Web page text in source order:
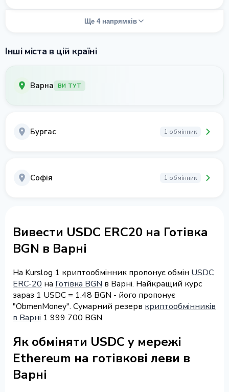
Ще 4 напрямків
Інші міста в цій країні
Варна ВИ ТУТ
Бургас 1 обмінник
Софія 1 обмінник
Вивести USDC ERC20 на Готівка
BGN в Варні
На Kurslog 1 криптообмінник пропонує обмін USDC
ERC-20 на Готівка BGN в Варні. Найкращий курс
зараз 1 USDC = 1.48 BGN - його пропонує
"ObmenMoney". Сумарний резерв криптообмінників
в Варні 1 999 700 BGN.
Як обміняти USDC у мережі
Ethereum на готівкові леви в
Варні